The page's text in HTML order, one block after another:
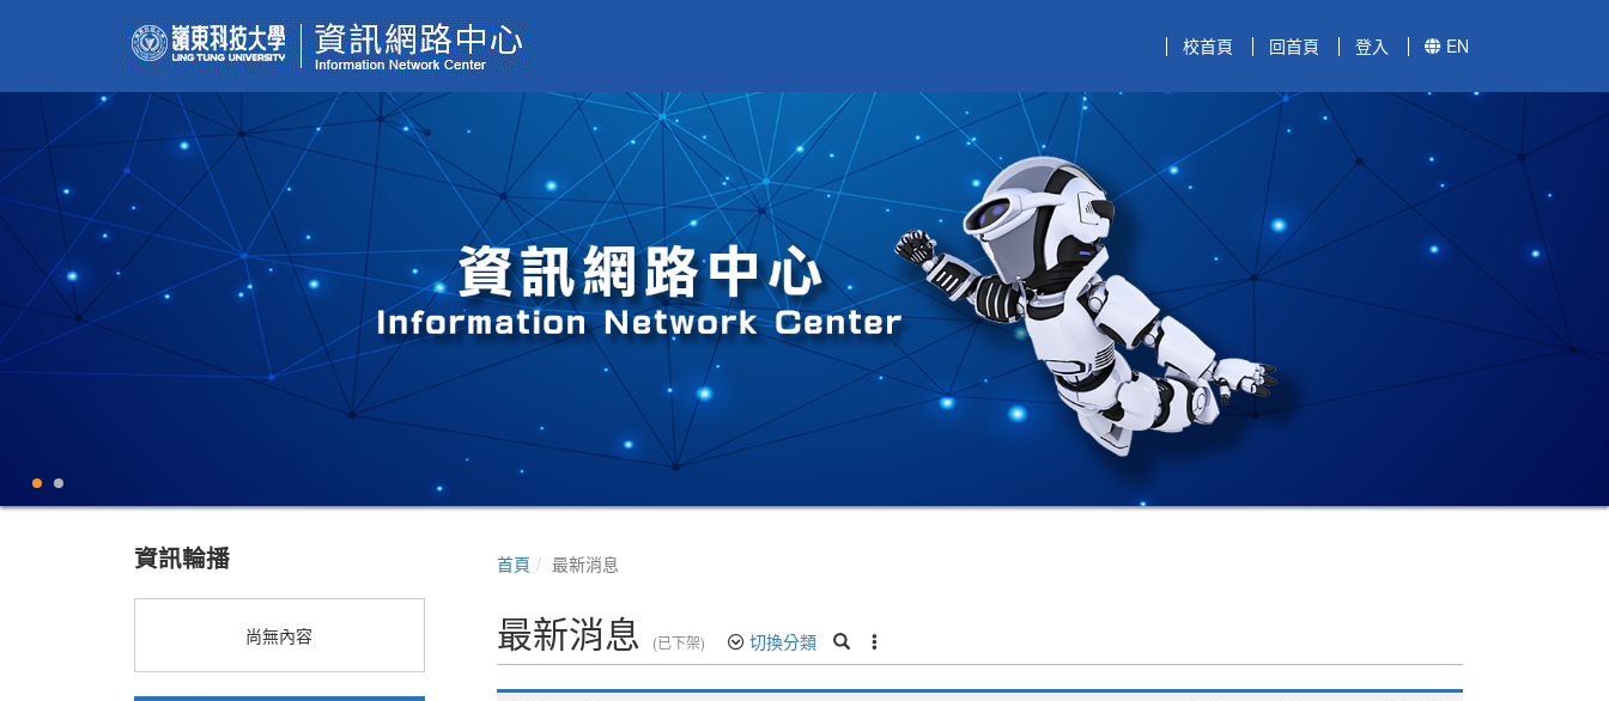
校首頁 回首頁 登入 EN
資訊輪播
尚無內容
首頁 最新消息
最新消息 (已下架) 切換分類